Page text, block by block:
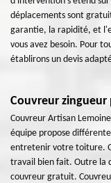
déplacements sont
garantie, la rapidité, et
vous avez besoin. Pour
établirons un devis
Couvreur
Couvreur Artisan
équipe propose
entretenir votre toiture.
travail bien fait. Outre la
couvreur gratuit.